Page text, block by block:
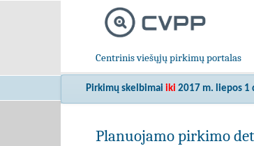
Centrinis viešųjų pirkimų portalas
Pirkimų skelbimai iki 2017 m. liepos 1
Planuojamo pirkimo